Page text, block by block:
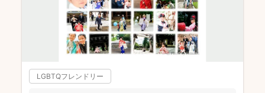
LGBTQフレンドリー